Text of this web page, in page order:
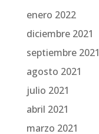
enero 2022
diciembre 2021
septiembre 2021
agosto 2021
julio 2021
abril 2021
marzo 2021